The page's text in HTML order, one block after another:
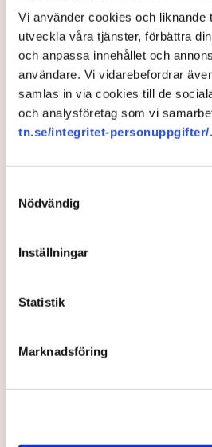
Vi använder cookies och liknande
utveckla våra tjänster, förbättra
och anpassa innehållet och
användare. Vi vidarebefordrar
samlas in via cookies till de
och analysföretag som vi
tn.se/integritet-personuppgifter/
Nödvändig
Inställningar
Statistik
Marknadsföring
procent i tidigare rapport.
De vanligaste attackmetoderna som
the middle-attacker (även kända
Janusattacker), Ransomware,
engineering-attacker, Fillösa
Undersökningen, som utförs av
Micros Cyber Risk Index (CRI)-
Nordamerika
Institute
anna.renneusguthrie@tn.se